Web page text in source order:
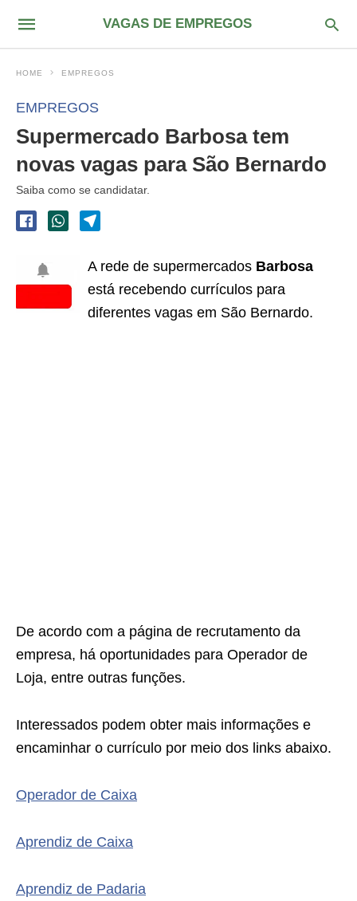
VAGAS DE EMPREGOS
HOME EMPREGOS
EMPREGOS
Supermercado Barbosa tem
novas vagas para São Bernardo
Saiba como se candidatar.
A rede de supermercados Barbosa
está recebendo currículos para
diferentes vagas em São Bernardo.
De acordo com a página de recrutamento da
empresa, há oportunidades para Operador de
Loja, entre outras funções.
Interessados podem obter mais informações e
encaminhar o currículo por meio dos links abaixo.
Operador de Caixa
Aprendiz de Caixa
Aprendiz de Padaria